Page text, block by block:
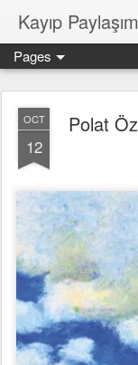
Kayıp
Pages
OCT
12
Polat